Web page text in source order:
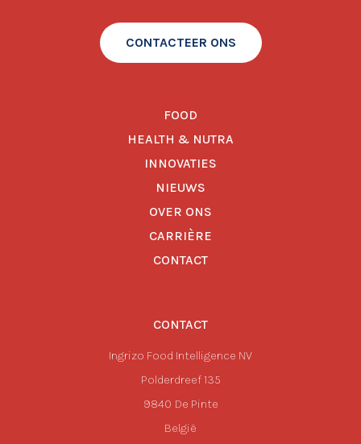
CONTACTEER ONS
FOOD
HEALTH & NUTRA
INNOVATIES
NIEUWS
OVER ONS
CARRIÈRE
CONTACT
CONTACT
Ingrizo Food Intelligence NV
Polderdreef 135
9840 De Pinte
België